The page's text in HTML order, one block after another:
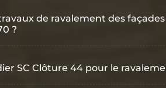
de ravalement des
?
SC Clôture 44 pour le